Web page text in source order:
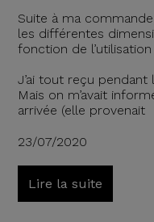
Suite à ma
les différentes
fonction de
J’ai tout reçu
Mais on m’avait
arrivée (elle provenait
23/07/2020
Lire la suite